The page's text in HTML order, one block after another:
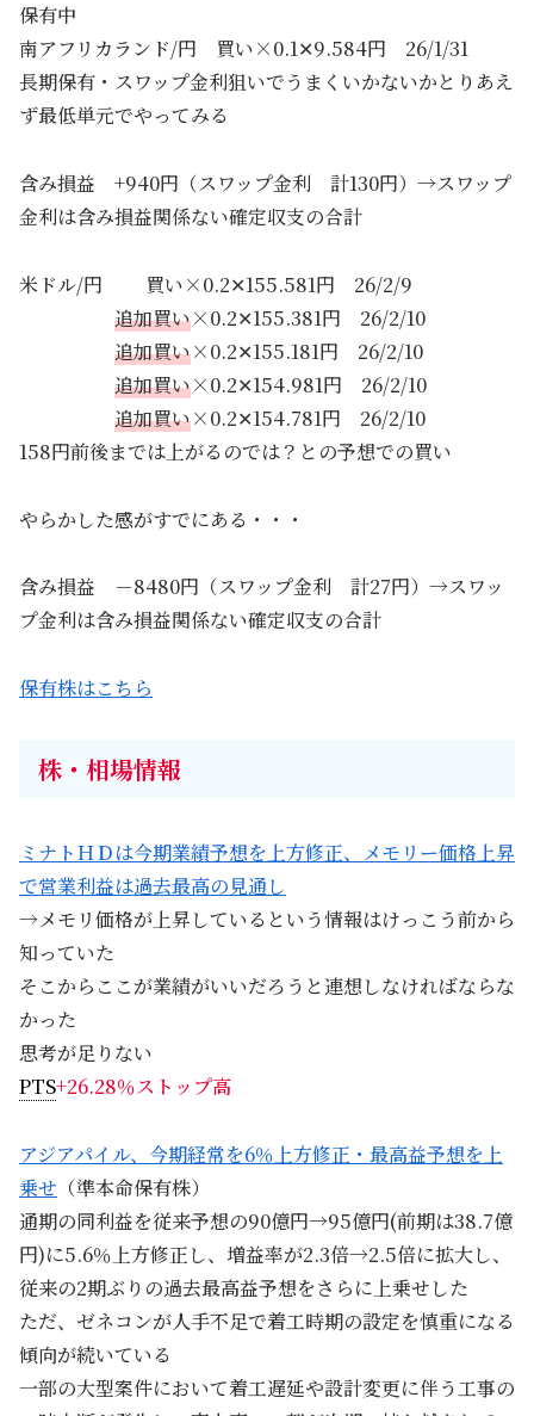
保有中
南アフリカランド/円 買い×0.1✕9.584円 26/1/31
長期保有・スワップ金利狙いでうまくいかないかとりあえ
ず最低単元でやってみる
含み損益 +940円（スワップ金利 計130円）→スワップ
金利は含み損益関係ない確定収支の合計
米ドル/円 買い×0.2✕155.581円 26/2/9
追加買い×0.2✕155.381円 26/2/10
追加買い×0.2✕155.181円 26/2/10
追加買い×0.2✕154.981円 26/2/10
追加買い×0.2✕154.781円 26/2/10
158円前後までは上がるのでは？との予想での買い
やらかした感がすでにある・・・
含み損益 －8480円（スワップ金利 計27円）→スワッ
プ金利は含み損益関係ない確定収支の合計
保有株はこちら
株・相場情報
ミナトＨＤは今期業績予想を上方修正、メモリー価格上昇
で営業利益は過去最高の見通し
→メモリ価格が上昇しているという情報はけっこう前から
知っていた
そこからここが業績がいいだろうと連想しなければならな
かった
思考が足りない
PTS+26.28％ストップ高
アジアパイル、今期経常を6％上方修正・最高益予想を上
乗せ （準本命保有株）
通期の同利益を従来予想の90億円→95億円(前期は38.7億
円)に5.6％上方修正し、増益率が2.3倍→2.5倍に拡大し、
従来の2期ぶりの過去最高益予想をさらに上乗せした
ただ、ゼネコンが人手不足で着工時期の設定を慎重になる
傾向が続いている
一部の大型案件において着工遅延や設計変更に伴う工事の